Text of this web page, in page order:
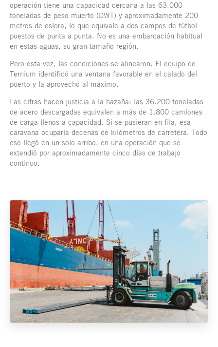
operación tiene una capacidad cercana a las 63.000
toneladas de peso muerto (DWT) y aproximadamente 200
metros de eslora, lo que equivale a dos campos de fútbol
puestos de punta a punta. No es una embarcación habitual
en estas aguas, su gran tamaño región.
Pero esta vez, las condiciones se alinearon. El equipo de
Ternium identificó una ventana favorable en el calado del
puerto y la aprovechó al máximo.
Las cifras hacen justicia a la hazaña: las 36.200 toneladas
de acero descargadas equivalen a más de 1.800 camiones
de carga llenos a capacidad. Si se pusieran en fila, esa
caravana ocuparía decenas de kilómetros de carretera. Todo
eso llegó en un solo arribo, en una operación que se
extendió por aproximadamente cinco días de trabajo
continuo.